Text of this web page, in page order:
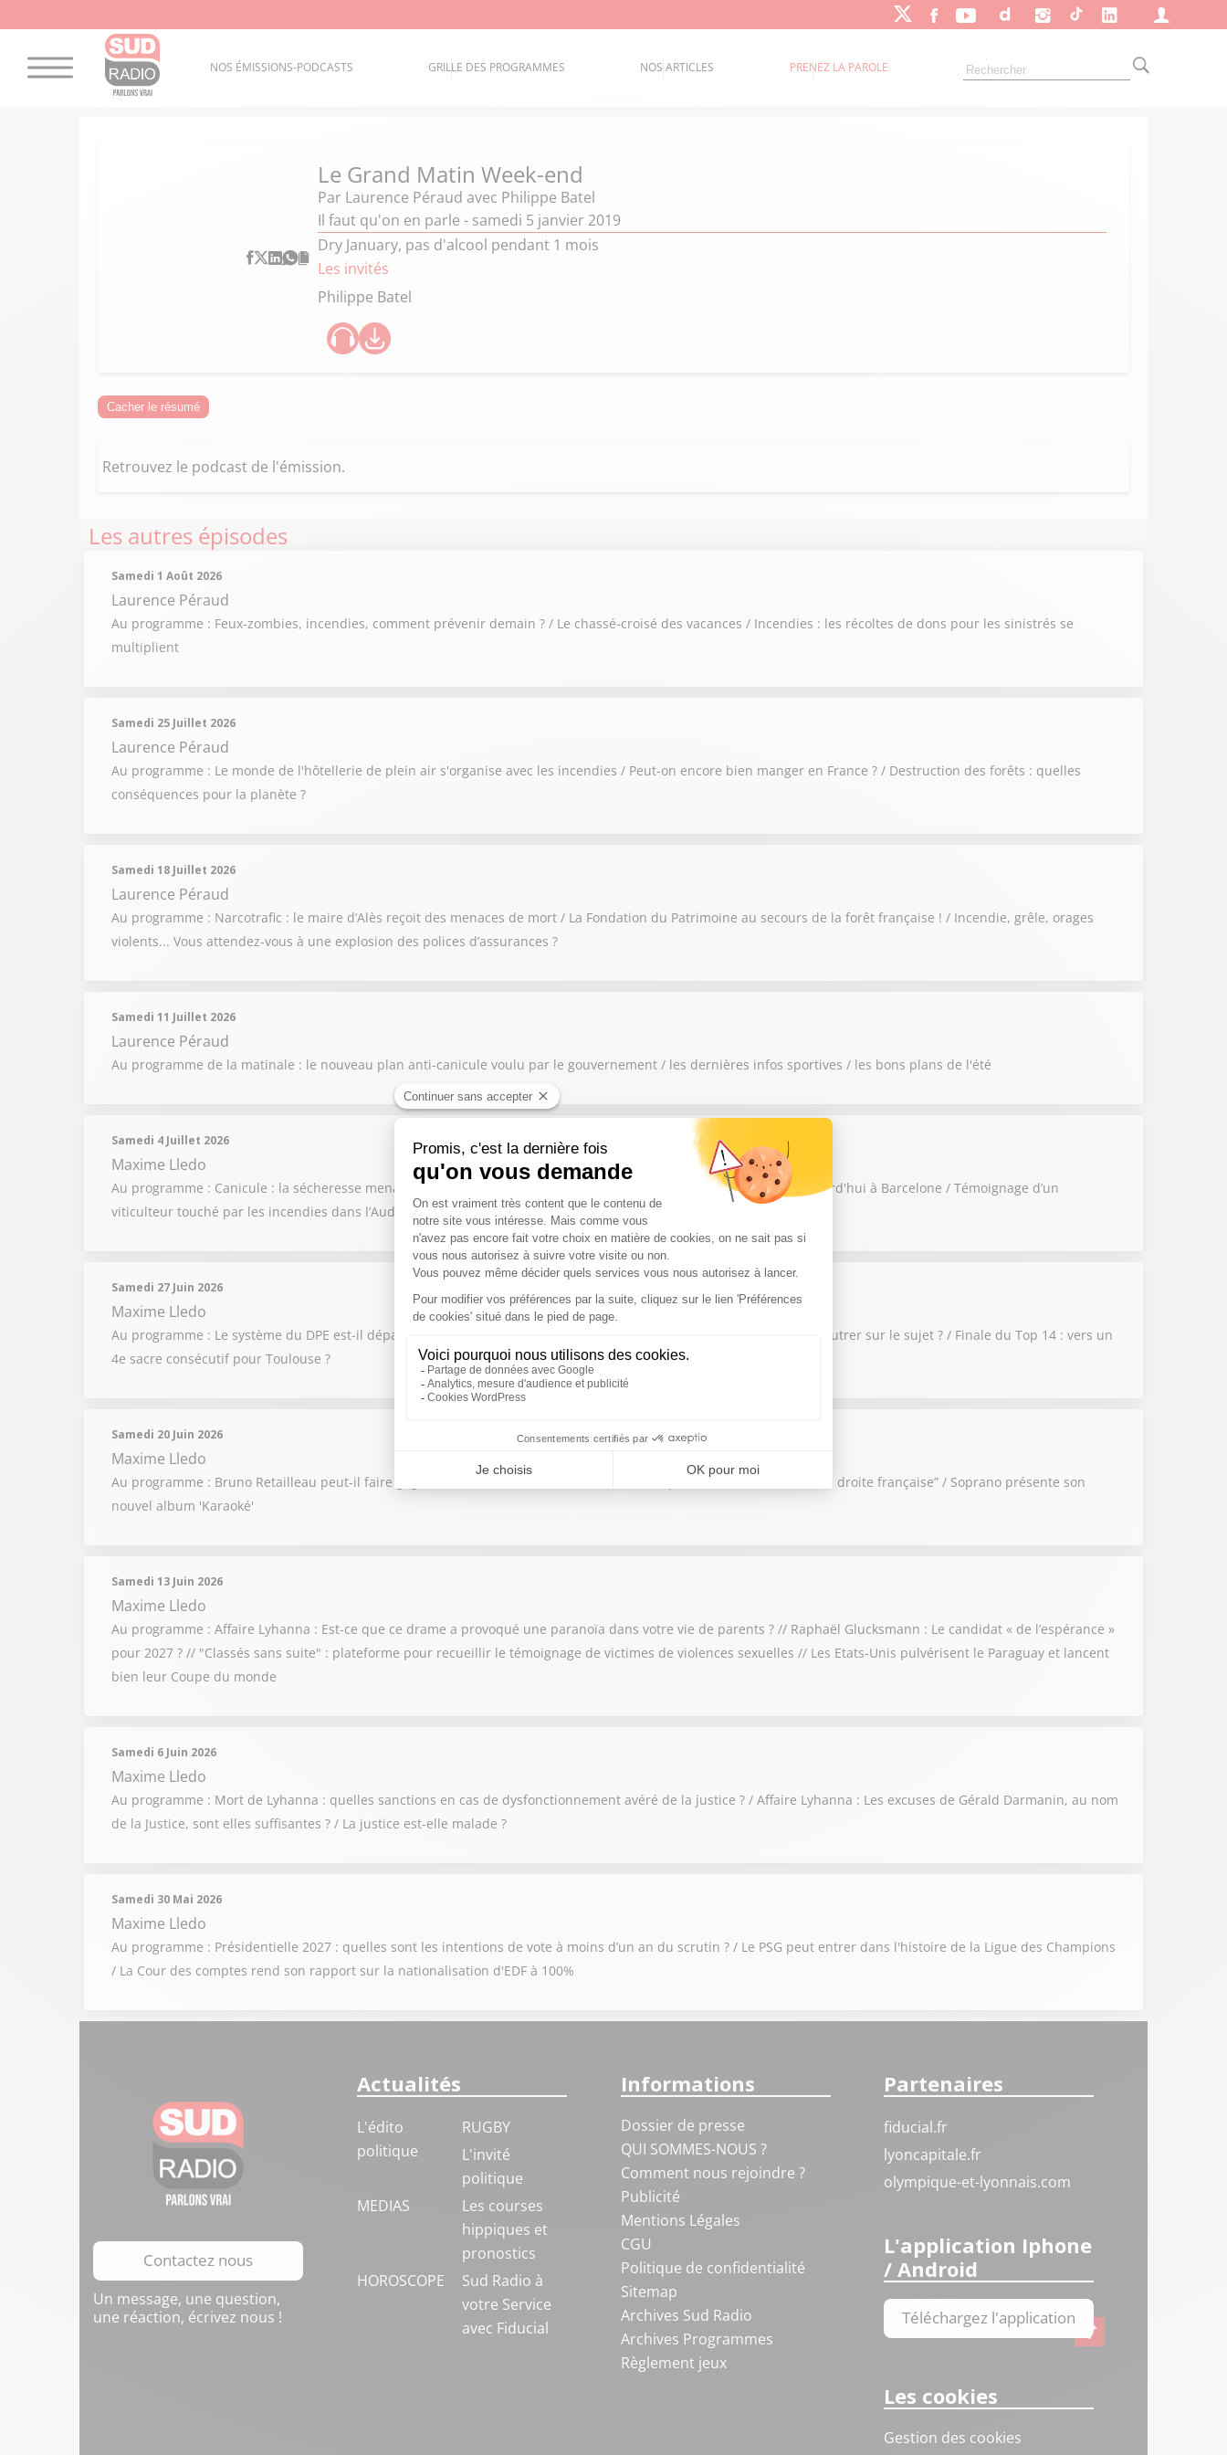
NOS ÉMISSIONS-PODCASTS GRILLE DES PROGRAMMES NOS ARTICLES PRENEZ LA PAROLE
Le Grand Matin Week-end
Par Laurence Péraud avec Philippe Batel
Il faut qu'on en parle - samedi 5 janvier 2019
Dry January, pas d'alcool pendant 1 mois
Les invités
Philippe Batel
Cacher le résumé
Retrouvez le podcast de l'émission.
Les autres épisodes
Samedi 1 Août 2026
Laurence Péraud
Au programme : Feux-zombies, incendies, comment prévenir demain ? / Le chassé-croisé des vacances / Incendies : les récoltes de dons pour les sinistrés se
multiplient
Samedi 25 Juillet 2026
Laurence Péraud
Au programme : Le monde de l'hôtellerie de plein air s'organise avec les incendies / Peut-on encore bien manger en France ? / Destruction des forêts : quelles
conséquences pour la planète ?
Samedi 18 Juillet 2026
Laurence Péraud
Au programme : Narcotrafic : le maire d’Alès reçoit des menaces de mort / La Fondation du Patrimoine au secours de la forêt française ! / Incendie, grêle, orages
violents... Vous attendez-vous à une explosion des polices d’assurances ?
Samedi 11 Juillet 2026
Laurence Péraud
Au programme de la matinale : le nouveau plan anti-canicule voulu par le gouvernement / les dernières infos sportives / les bons plans de l'été
Samedi 4 Juillet 2026
Maxime Lledo
Au programme : Canicule : la sécheresse menace déjà la France qui manque d’eau ! / Le tour de France débute aujourd'hui à Barcelone / Témoignage d’un
viticulteur touché par les incendies dans l’Aude
Samedi 27 Juin 2026
Maxime Lledo
Au programme : Le système du DPE est-il dépassé en France ? / Climatisation : les politiques sont-ils en train de se vautrer sur le sujet ? / Finale du Top 14 : vers un
4e sacre consécutif pour Toulouse ?
Samedi 20 Juin 2026
Maxime Lledo
Au programme : Bruno Retailleau peut-il faire gagner la droite ? / “La Cendre et le Feu : enquête intime au coeur de la droite française” / Soprano présente son
nouvel album 'Karaoké'
Samedi 13 Juin 2026
Maxime Lledo
Au programme : Affaire Lyhanna : Est-ce que ce drame a provoqué une paranoïa dans votre vie de parents ? // Raphaël Glucksmann : Le candidat « de l’espérance »
pour 2027 ? // "Classés sans suite" : plateforme pour recueillir le témoignage de victimes de violences sexuelles // Les Etats-Unis pulvérisent le Paraguay et lancent
bien leur Coupe du monde
Samedi 6 Juin 2026
Maxime Lledo
Au programme : Mort de Lyhanna : quelles sanctions en cas de dysfonctionnement avéré de la justice ? / Affaire Lyhanna : Les excuses de Gérald Darmanin, au nom
de la Justice, sont elles suffisantes ? / La justice est-elle malade ?
Samedi 30 Mai 2026
Maxime Lledo
Au programme : Présidentielle 2027 : quelles sont les intentions de vote à moins d’un an du scrutin ? / Le PSG peut entrer dans l'histoire de la Ligue des Champions
/ La Cour des comptes rend son rapport sur la nationalisation d'EDF à 100%
Contactez nous
Un message, une question,
une réaction, écrivez nous !
Actualités
L'édito
politique
RUGBY
L'invité
politique
MEDIAS
Les courses
hippiques et
pronostics
HOROSCOPE
Sud Radio à
votre Service
avec Fiducial
Informations
Dossier de presse
QUI SOMMES-NOUS ?
Comment nous rejoindre ?
Publicité
Mentions Légales
CGU
Politique de confidentialité
Sitemap
Archives Sud Radio
Archives Programmes
Règlement jeux
Partenaires
fiducial.fr
lyoncapitale.fr
olympique-et-lyonnais.com
L'application Iphone
/ Android
Téléchargez l'application
Les cookies
Gestion des cookies